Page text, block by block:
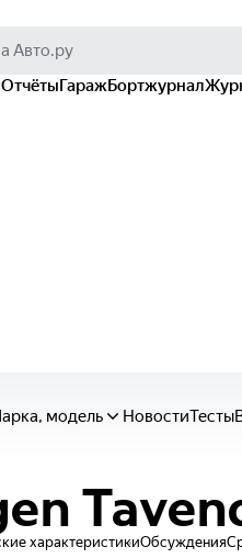
ОтчётыГаражБортжурнал
модель НовостиТесты
характеристикиОбсуждения